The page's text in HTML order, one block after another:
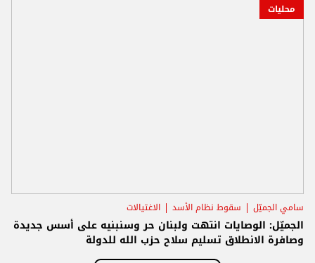
محليات
سامي الجميّل سقوط نظام الأسد الاغتيالات
الجميّل: الوصايات انتهت ولبنان حر وسنبنيه على أسس جديدة
وصافرة الانطلاق تسليم سلاح حزب الله للدولة